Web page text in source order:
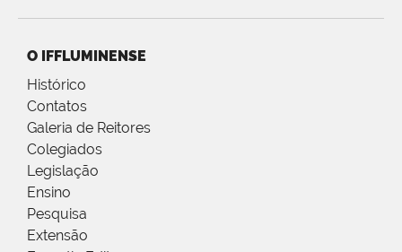
O IFFLUMINENSE
Histórico
Contatos
Galeria de Reitores
Colegiados
Legislação
Ensino
Pesquisa
Extensão